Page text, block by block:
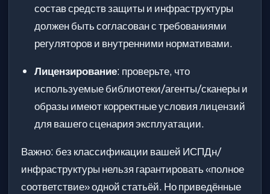
состав средств защиты и инфраструктуры
должен быть согласован с требованиями
регуляторов и внутренними нормативами.
Лицензирование: проверьте, что
используемые библиотеки/агенты/сканеры и
образы имеют корректные условия лицензий
для вашего сценария эксплуатации.
Важно: без классификации вашей ИСПДн/
инфраструктуры нельзя гарантировать «полное
соответствие» одной статьёй. Но приведённые